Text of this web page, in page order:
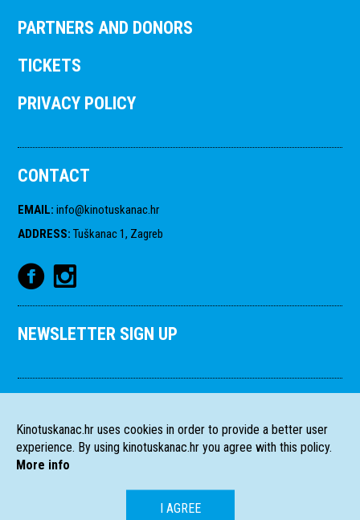
PARTNERS AND DONORS
TICKETS
PRIVACY POLICY
CONTACT
EMAIL: info@kinotuskanac.hr
ADDRESS: Tuškanac 1, Zagreb
NEWSLETTER SIGN UP
Kinotuskanac.hr uses cookies in order to provide a better user
experience. By using kinotuskanac.hr you agree with this policy.
More info
I AGREE